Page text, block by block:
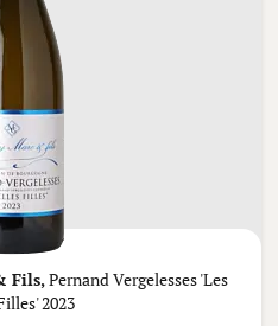
Fils,Pernand Vergelesses 'Les
2023